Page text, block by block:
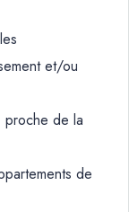
et/ou
de la
de